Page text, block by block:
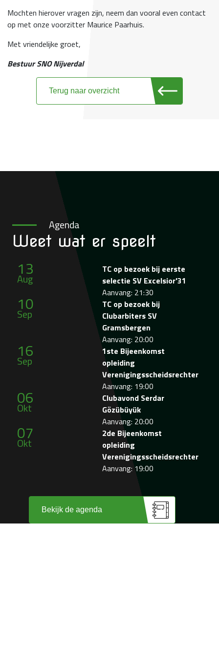
Mochten hierover vragen zijn, neem dan vooral even contact
op met onze voorzitter Maurice Paarhuis.
Met vriendelijke groet,
Bestuur SNO Nijverdal
Terug naar overzicht
Agenda
Weet wat er speelt
13
Aug
TC op bezoek bij eerste
selectie SV Excelsior'31
Aanvang: 21:30
10
Sep
TC op bezoek bij
Clubarbiters SV
Gramsbergen
Aanvang: 20:00
16
Sep
1ste Bijeenkomst
opleiding
Verenigingsscheidsrechter
Aanvang: 19:00
06
Okt
Clubavond Serdar
Gözübüyük
Aanvang: 20:00
07
Okt
2de Bijeenkomst
opleiding
Verenigingsscheidsrechter
Aanvang: 19:00
Bekijk de agenda